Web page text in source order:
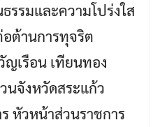
รรมและความโปร่งใส
ต้านการทุจริต
ญเรือน เทียนทอง
นจังหวัดสระแก้ว
หัวหน้าส่วนราชการ